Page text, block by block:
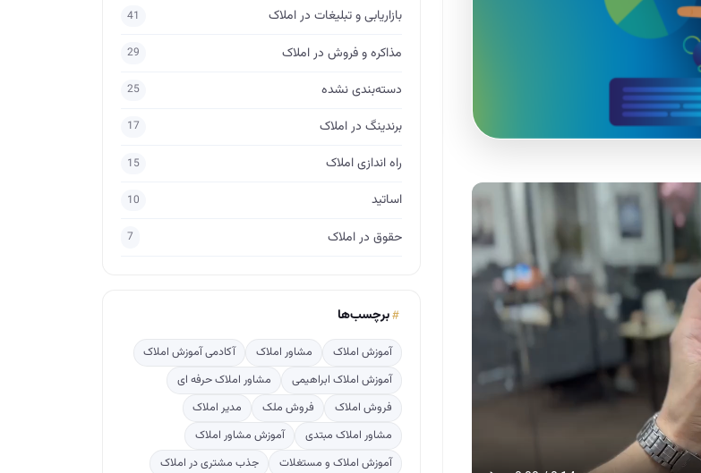
بازاریابی و تبلیغات در املاک 41
مذاکره و فروش در املاک 29
دسته‌بندی نشده 25
برندینگ در املاک 17
راه اندازی املاک 15
اساتید 10
حقوق در املاک 7
برچسب‌ها
آموزش املاک مشاور املاک
آکادمی آموزش املاک
آموزش املاک ابراهیمی
مشاور املاک حرفه ای
فروش املاک
فروش ملک
مدیر املاک
مشاور املاک مبتدی
آموزش مشاور املاک
آموزش املاک و مستغلات
جذب مشتری در املاک